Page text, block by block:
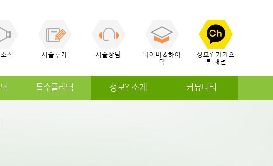
식 시술후기 시술상담
네이버&하이
닥
성모Y 카카오
톡 채널
특수클리닉 성모Y 소개 커뮤니티